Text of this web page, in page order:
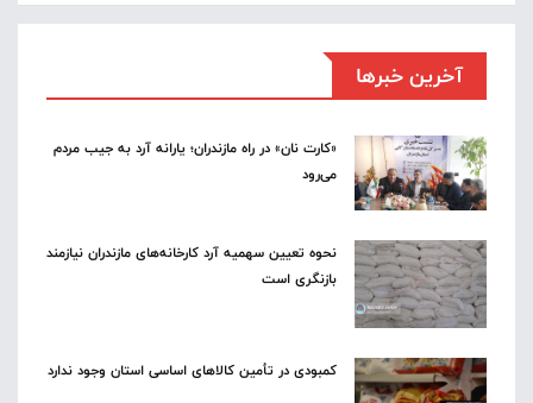
آخرین خبرها
«کارت نان» در راه مازندران؛ یارانه آرد به جیب مردم
می‌رود
نحوه تعیین سهمیه آرد کارخانه‌های مازندران نیازمند
بازنگری است
کمبودی در تأمین کالاهای اساسی استان وجود ندارد